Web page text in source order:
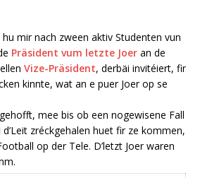
mir nach zween aktiv Studenten vun
Präsident vum letzte Joer an de
Vize-Präsident, derbäi invitéiert, fir
kinnte, wat an e puer Joer op se
mee bis ob een nogewisene Fall
zréckgehalen huet fir ze kommen,
op der Tele. D’letzt Joer waren